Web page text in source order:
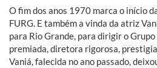
O fim dos anos 1970 marca o início
FURG. E também a vinda da atriz
para Rio Grande, para dirigir o
premiada, diretora rigorosa,
Vaniá, falecida no ano passado,